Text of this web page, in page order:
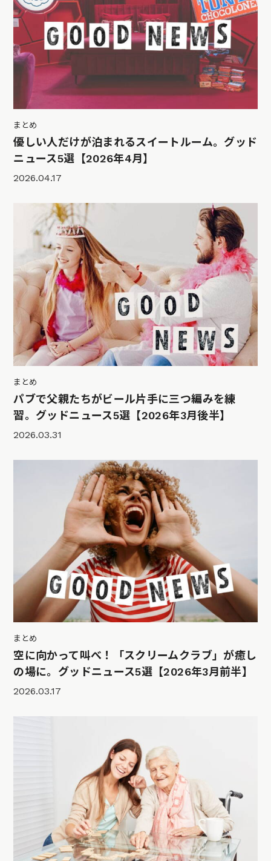
まとめ
優しい人だけが泊まれるスイートルーム。グッド
ニュース5選【2026年4月】
2026.04.17
まとめ
パブで父親たちがビール片手に三つ編みを練
習。グッドニュース5選【2026年3月後半】
2026.03.31
まとめ
空に向かって叫べ！「スクリームクラブ」が癒し
の場に。グッドニュース5選【2026年3月前半】
2026.03.17